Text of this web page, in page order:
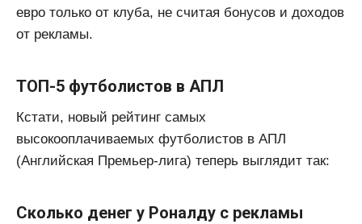
евро только от клуба, не считая бонусов и доходов
от рекламы.
ТОП-5 футболистов в АПЛ
Кстати, новый рейтинг самых
высокооплачиваемых футболистов в АПЛ
(Английская Премьер-лига) теперь выглядит так:
Сколько денег у Роналду с рекламы